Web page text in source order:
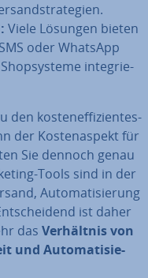
Viele Lösungen bieten
oder WhatsApp
in­te­grie­
den kos­ten­ef­fi­zi­en­tes­
der Kos­ten­aspekt für
Sie dennoch genau
Tools sind in der
Au­to­ma­ti­sie­rung
ist daher
das Ver­hält­nis von
und Au­to­ma­ti­sie­